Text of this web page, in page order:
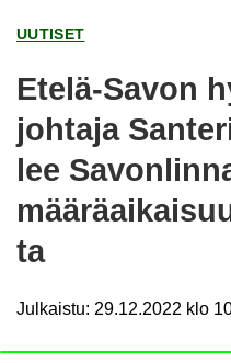
UU­TI­SET
Etelä-​Savon
joh­ta­ja
lee
ta
Julkaistu: 29.12.2022 klo